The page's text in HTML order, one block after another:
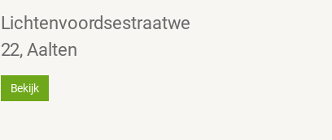
Lichtenvoordsestraatweg
22, Aalten
Bekijk